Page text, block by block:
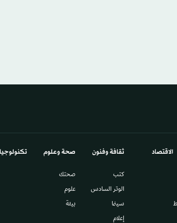
الاقتصاد ثقافة وفنون
كتب
الوتر السادس​
سينما
إعلام
صحة وعلوم
صحتك
علوم
بيئة
تكنولوجيا